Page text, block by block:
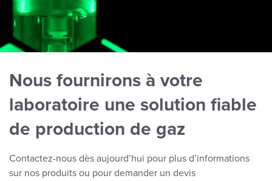
Nous fournirons à votre
laboratoire une solution fiable
de production de gaz
Contactez-nous dès aujourd’hui pour plus d’informations
sur nos produits ou pour demander un devis